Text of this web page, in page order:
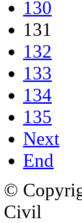
130
131
132
133
134
135
Next
End
©
Civil